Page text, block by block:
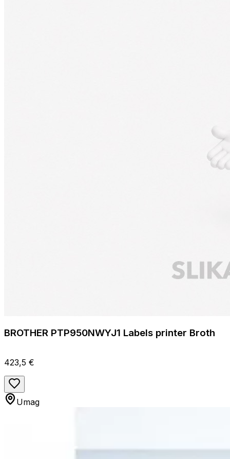
BROTHER PTP950NWYJ1 Labels printer Broth
423,5 €
Umag